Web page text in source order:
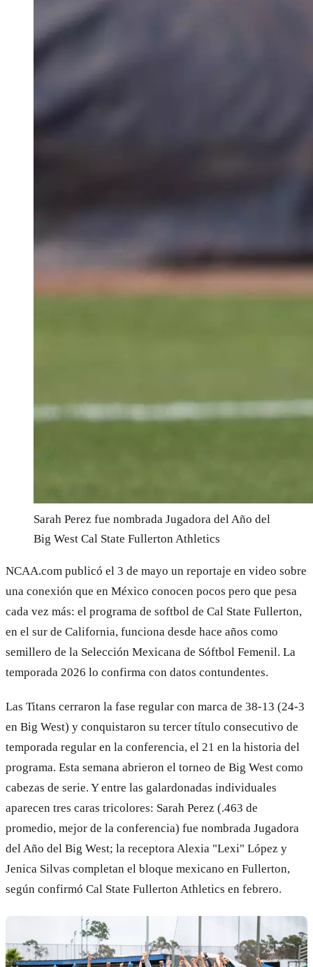
Sarah Perez fue nombrada Jugadora del Año del
Big West Cal State Fullerton Athletics
NCAA.com publicó el 3 de mayo un reportaje en video sobre
una conexión que en México conocen pocos pero que pesa
cada vez más: el programa de softbol de Cal State Fullerton,
en el sur de California, funciona desde hace años como
semillero de la Selección Mexicana de Sóftbol Femenil. La
temporada 2026 lo confirma con datos contundentes.
Las Titans cerraron la fase regular con marca de 38-13 (24-3
en Big West) y conquistaron su tercer título consecutivo de
temporada regular en la conferencia, el 21 en la historia del
programa. Esta semana abrieron el torneo de Big West como
cabezas de serie. Y entre las galardonadas individuales
aparecen tres caras tricolores: Sarah Perez (.463 de
promedio, mejor de la conferencia) fue nombrada Jugadora
del Año del Big West; la receptora Alexia "Lexi" López y
Jenica Silvas completan el bloque mexicano en Fullerton,
según confirmó Cal State Fullerton Athletics en febrero.